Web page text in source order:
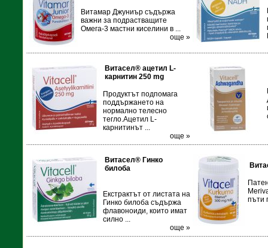
Витамар Джуниър съдържа
важни за подрастващите
Омега-3 мастни киселини в ...
още »
Витасел® ацетил L-
карнитин 250 mg
Продуктът подпомага
поддържането на
нормално телесно
тегло.Ацетил L-
карнитинът ...
още »
Витасел® Гинко
билоба
Eкстрактът от листата на
Гинко билоба съдържа
флавоноиди, които имат
силно ...
още »
пъти